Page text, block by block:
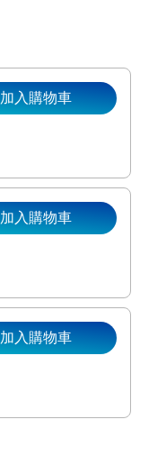
加入購物車
加入購物車
加入購物車